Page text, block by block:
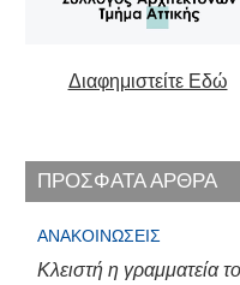
Διαφημιστείτε Εδώ
ΠΡΟΣΦΑΤΑ ΑΡΘΡΑ
ΑΝΑΚΟΙΝΏΣΕΙΣ
Κλειστή η γραμματεία